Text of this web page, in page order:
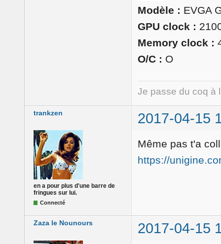
Modèle : EVGA
GPU clock :
Memory clock :
O/C : O
Je passe du coq à
trankzen 2017-04-15
en a pour plus d'une barre de
fringues sur lui.
Connecté
Même pas t'a
https://
Zaza le Nounours 2017-04-15